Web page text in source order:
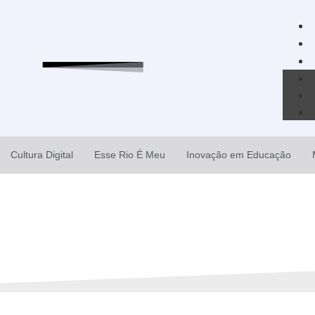
Cultura Digital Esse Rio É Meu Inovação em Educação